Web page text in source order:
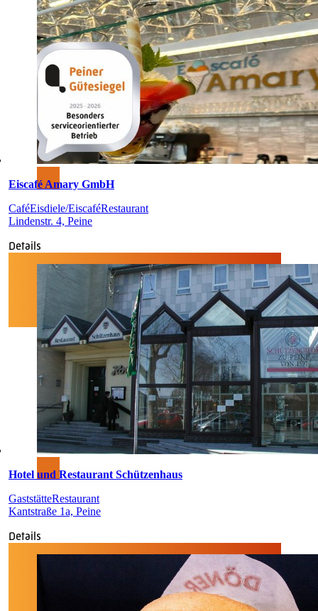
Eiscafé Amary GmbH
CaféEisdiele/EiscaféRestaurant
Lindenstr. 4, Peine
Details
Hotel und Restaurant Schützenhaus
GaststätteRestaurant
Kantstraße 1a, Peine
Details